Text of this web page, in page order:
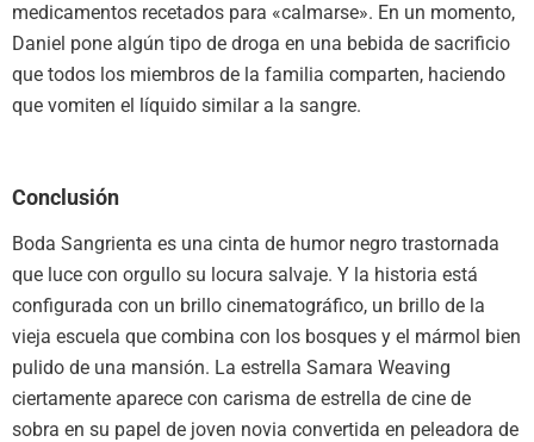
medicamentos recetados para «calmarse». En un momento,
Daniel pone algún tipo de droga en una bebida de sacrificio
que todos los miembros de la familia comparten, haciendo
que vomiten el líquido similar a la sangre.
Conclusión
Boda Sangrienta es una cinta de humor negro trastornada
que luce con orgullo su locura salvaje. Y la historia está
configurada con un brillo cinematográfico, un brillo de la
vieja escuela que combina con los bosques y el mármol bien
pulido de una mansión. La estrella Samara Weaving
ciertamente aparece con carisma de estrella de cine de
sobra en su papel de joven novia convertida en peleadora de